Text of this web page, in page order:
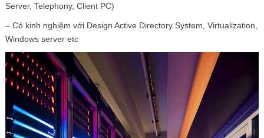
Server, Telephony, Client PC)
– Có kinh nghiệm với Design Active Directory System, Virtualization,
Windows server etc